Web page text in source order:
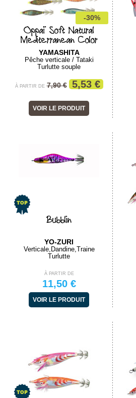
-30%
Oppaï Soft Natural
Mediterranean Color
YAMASHITA
Pêche verticale / Tataki
Turlutte souple
À PARTIR DE 7,90 € 5,53 €
VOIR LE PRODUIT
Bubblin
YO-ZURI
Verticale,Dandine,Traine
Turlutte
À PARTIR DE
11,50 €
VOIR LE PRODUIT